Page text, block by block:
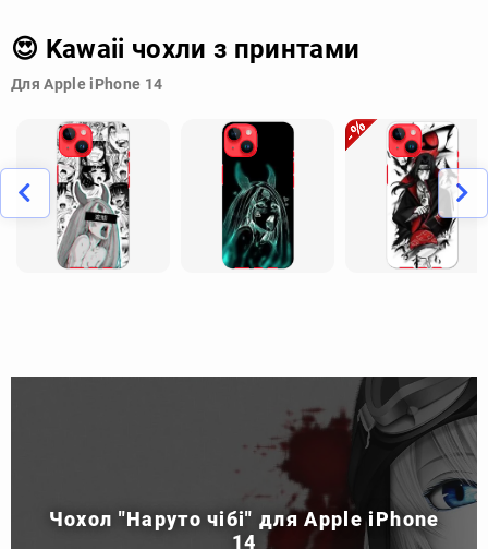
😍 Kawaii чохли з принтами
Для Apple iPhone 14
Чохол "Наруто чібі" для Apple iPhone
14